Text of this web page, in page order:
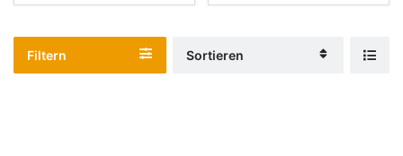
Filtern Sortieren